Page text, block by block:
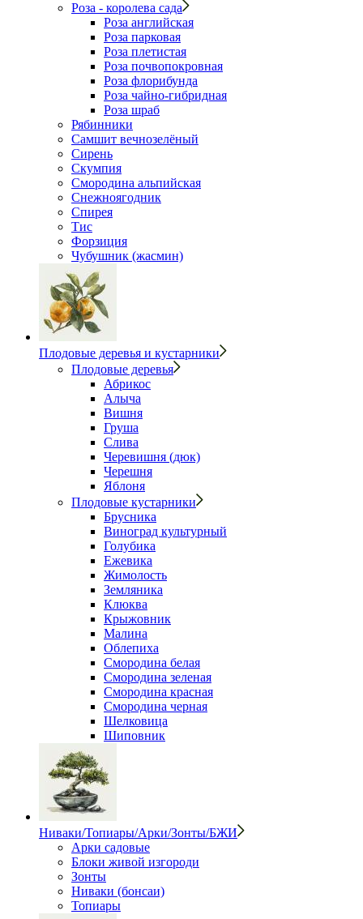
Роза - королева сада
Роза английская
Роза парковая
Роза плетистая
Роза почвопокровная
Роза флорибунда
Роза чайно-гибридная
Роза шраб
Рябинники
Самшит вечнозелёный
Сирень
Скумпия
Смородина альпийская
Снежноягодник
Спирея
Тис
Форзиция
Чубушник (жасмин)
Плодовые деревья и кустарники
Плодовые деревья
Абрикос
Алыча
Вишня
Груша
Слива
Черевишня (дюк)
Черешня
Яблоня
Плодовые кустарники
Брусника
Виноград культурный
Голубика
Ежевика
Жимолость
Земляника
Клюква
Крыжовник
Малина
Облепиха
Смородина белая
Смородина зеленая
Смородина красная
Смородина черная
Шелковица
Шиповник
Ниваки/Топиары/Арки/Зонты/БЖИ
Арки садовые
Блоки живой изгороди
Зонты
Ниваки (бонсаи)
Топиары